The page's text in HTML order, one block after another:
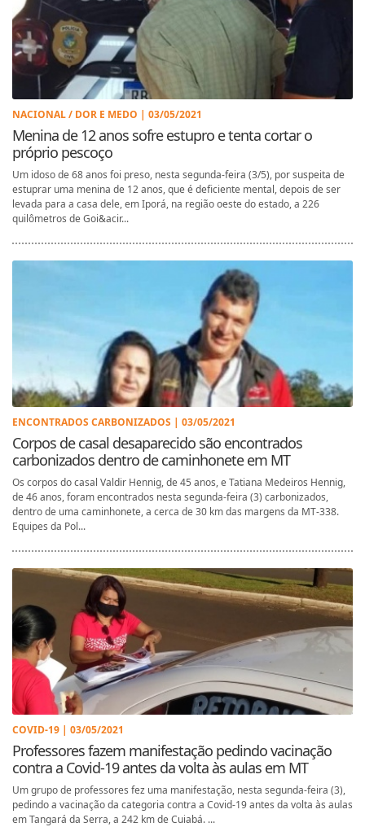
NACIONAL / DOR E MEDO | 03/05/2021
Menina de 12 anos sofre estupro e tenta cortar o
próprio pescoço
Um idoso de 68 anos foi preso, nesta segunda-feira (3/5), por suspeita de
estuprar uma menina de 12 anos, que é deficiente mental, depois de ser
levada para a casa dele, em Iporá, na região oeste do estado, a 226
quilômetros de Goi&acir...
ENCONTRADOS CARBONIZADOS | 03/05/2021
Corpos de casal desaparecido são encontrados
carbonizados dentro de caminhonete em MT
Os corpos do casal Valdir Hennig, de 45 anos, e Tatiana Medeiros Hennig,
de 46 anos, foram encontrados nesta segunda-feira (3) carbonizados,
dentro de uma caminhonete, a cerca de 30 km das margens da MT-338.
Equipes da Pol...
COVID-19 | 03/05/2021
Professores fazem manifestação pedindo vacinação
contra a Covid-19 antes da volta às aulas em MT
Um grupo de professores fez uma manifestação, nesta segunda-feira (3),
pedindo a vacinação da categoria contra a Covid-19 antes da volta às aulas
em Tangará da Serra, a 242 km de Cuiabá. ...